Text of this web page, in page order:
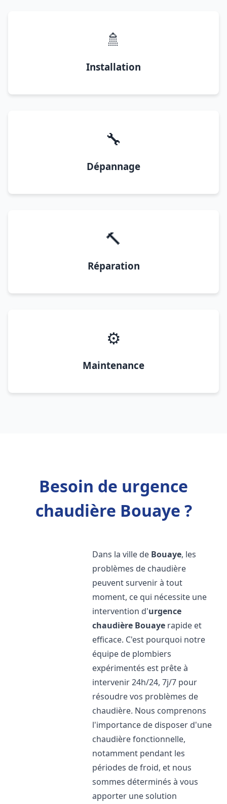
🚿
Installation
🔧
Dépannage
🔨
Réparation
⚙️
Maintenance
Besoin de urgence
chaudière Bouaye ?
Dans la ville de Bouaye, les
problèmes de chaudière
peuvent survenir à tout
moment, ce qui nécessite une
intervention d'urgence
chaudière Bouaye rapide et
efficace. C'est pourquoi notre
équipe de plombiers
expérimentés est prête à
intervenir 24h/24, 7j/7 pour
résoudre vos problèmes de
chaudière. Nous comprenons
l'importance de disposer d'une
chaudière fonctionnelle,
notamment pendant les
périodes de froid, et nous
sommes déterminés à vous
apporter une solution